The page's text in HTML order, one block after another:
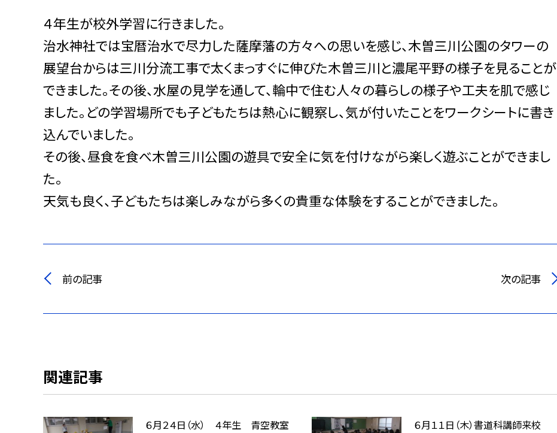
４年生が校外学習に行きました。
治水神社では宝暦治水で尽力した薩摩藩の方々への思いを感じ、木曽三川公園のタワーの
展望台からは三川分流工事で太くまっすぐに伸びた木曽三川と濃尾平野の様子を見ることが
できました。その後、水屋の見学を通して、輪中で住む人々の暮らしの様子や工夫を肌で感じ
ました。どの学習場所でも子どもたちは熱心に観察し、気が付いたことをワークシートに書き
込んでいました。
その後、昼食を食べ木曽三川公園の遊具で安全に気を付けながら楽しく遊ぶことができまし
た。
天気も良く、子どもたちは楽しみながら多くの貴重な体験をすることができました。
前の記事 次の記事
関連記事
６月２４日（水） ４年生 青空教室 ６月１１日（木）書道科講師来校